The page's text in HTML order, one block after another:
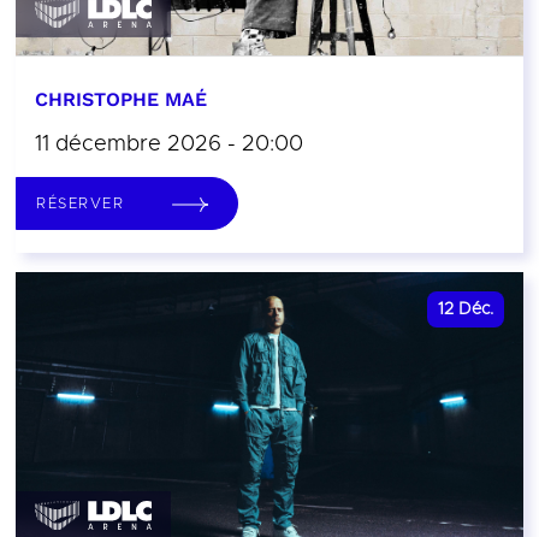
CHRISTOPHE MAÉ
11 décembre 2026 - 20:00
RÉSERVER
12 Déc.